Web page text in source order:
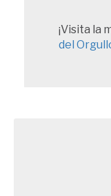
¡Visita la
del